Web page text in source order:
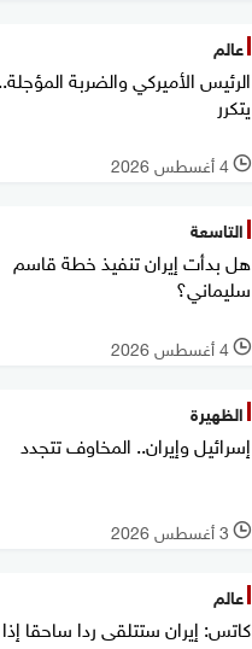
عالم
الرئيس الأميركي والضربة
يتكرر
l 4 أغسطس 2026
التاسعة
هل بدأت إيران تنفيذ خطة قاسم
سليماني؟
l 4 أغسطس 2026
الظهيرة
إسرائيل وإيران.. المخاوف تتجدد
l 3 أغسطس 2026
عالم
كاتس: إيران ستتلقى ردا ساحقا إذا